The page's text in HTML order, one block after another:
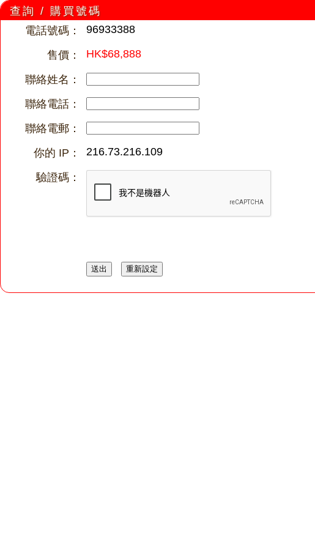
查詢 / 購買號碼
電話號碼：
96933388
售價： HK$68,888
聯絡姓名：
聯絡電話：
聯絡電郵：
你的 IP：
216.73.216.109
驗證碼：